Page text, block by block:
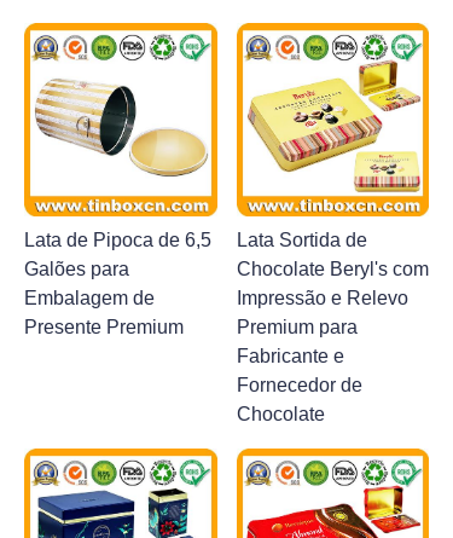
Lata de Pipoca de 6,5
Galões para
Embalagem de
Presente Premium
Lata Sortida de
Chocolate Beryl's com
Impressão e Relevo
Premium para
Fabricante e
Fornecedor de
Chocolate